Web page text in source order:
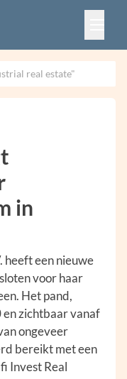
real estate"
in
heeft een nieuwe
voor haar
Het pand,
en zichtbaar vanaf
ongeveer
bereikt met een
Invest Real